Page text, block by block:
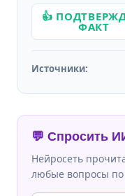
👍
ФАКТ
Источники:
💬 Спросить
Нейросеть
любые вопросы по